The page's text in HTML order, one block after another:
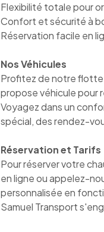
Flexibilité totale pour
Confort et sécurité à
Réservation facile en
Nos Véhicules
Profitez de notre flotte
propose véhicule pour
Voyagez dans un
spécial, des rendez-
Réservation et Tarifs
Pour réserver votre
en ligne ou appelez-
personnalisée en
Samuel Transport